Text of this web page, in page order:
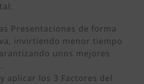
Presentaciones de forma
invirtiendo menor tiempo
unos mejores
aplicar los 3 Factores del